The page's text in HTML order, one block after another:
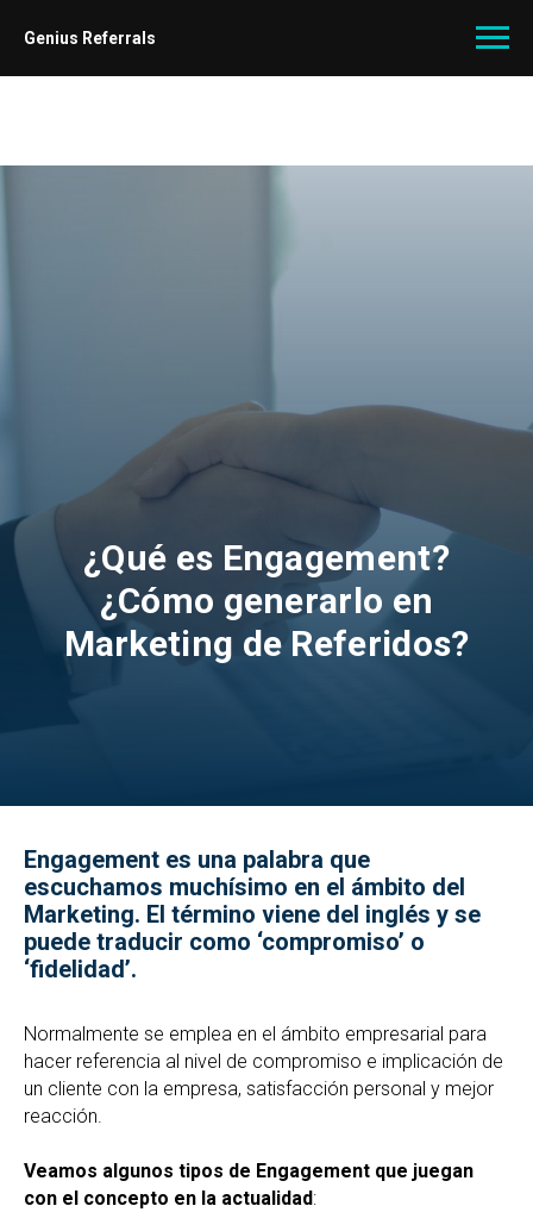
Genius Referrals
¿Qué es Engagement?
¿Cómo generarlo en
Marketing de Referidos?
Engagement es una palabra que
escuchamos muchísimo en el ámbito del
Marketing. El término viene del inglés y se
puede traducir como ‘compromiso’ o
‘fidelidad’.
Normalmente se emplea en el ámbito empresarial para
hacer referencia al nivel de compromiso e implicación de
un cliente con la empresa, satisfacción personal y mejor
reacción.
Veamos algunos tipos de Engagement que juegan
con el concepto en la actualidad: